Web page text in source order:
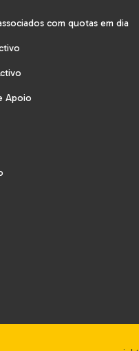
com quotas em dia
Apoio